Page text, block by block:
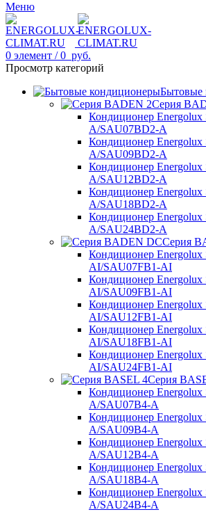
Меню
0 элемент / 0 руб.
Просмотр категорий
Бытовые
Серия
Кондиционер Energolux
A/SAU07BD2-A
Кондиционер Energolux
A/SAU09BD2-A
Кондиционер Energolux
A/SAU12BD2-A
Кондиционер Energolux
A/SAU18BD2-A
Кондиционер Energolux
A/SAU24BD2-A
Серия
Кондиционер Energolux
AI/SAU07FB1-AI
Кондиционер Energolux
AI/SAU09FB1-AI
Кондиционер Energolux
AI/SAU12FB1-AI
Кондиционер Energolux
AI/SAU18FB1-AI
Кондиционер Energolux
AI/SAU24FB1-AI
Серия
Кондиционер Energolux
A/SAU07B4-A
Кондиционер Energolux
A/SAU09B4-A
Кондиционер Energolux
A/SAU12B4-A
Кондиционер Energolux
A/SAU18B4-A
Кондиционер Energolux
A/SAU24B4-A